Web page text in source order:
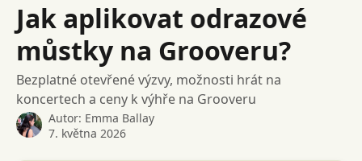
Jak aplikovat odrazové
můstky na Grooveru?
Bezplatné otevřené výzvy, možnosti hrát na
koncertech a ceny k výhře na Grooveru
Autor: Emma Ballay
7. května 2026